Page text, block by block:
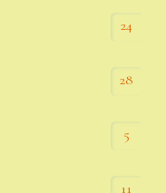
24
28
5
11